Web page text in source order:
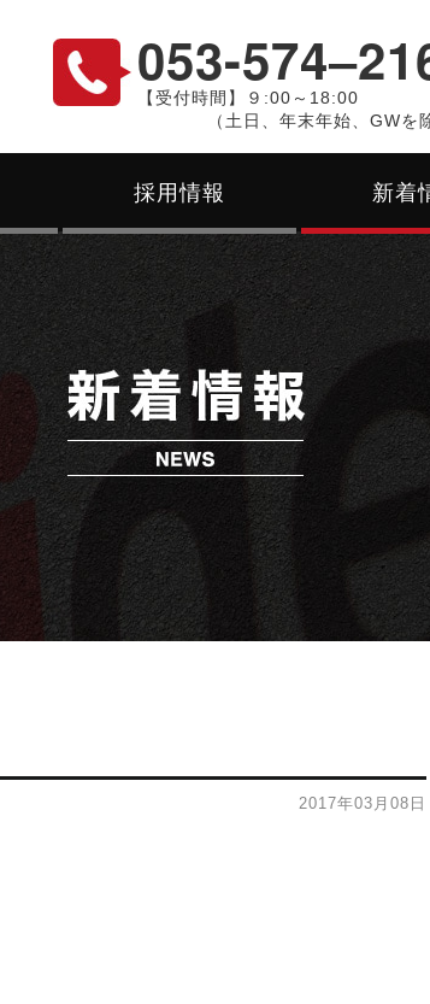
053-
【受付時間】９:00～18:00
（土日、年末年始、GWを
採用情報 新着
2017年03月08日